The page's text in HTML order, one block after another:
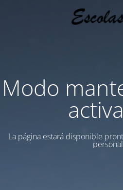
Modo
La página estará disponible